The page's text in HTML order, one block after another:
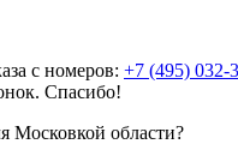
с номеров: +7 (495) 032-
Спасибо!
Московкой области?